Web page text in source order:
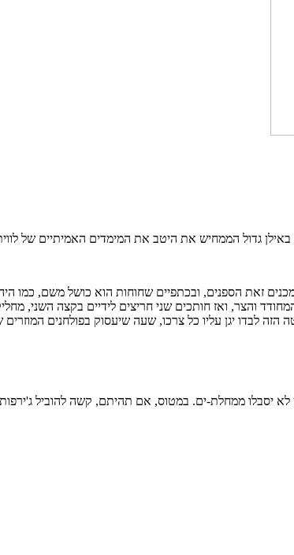
גדול הממחיש את היטב את המימדים האמיתיים של
זאת הספנים, ובכתפיים שחוחות הוא כושל משם, כמו
והצר, ואז חותכים שני חריצים לידיים בקצה השני,
לבדו יגן עליו כל צרכו, שעה שיעסוק בפולחנים המוזרים
לא יסבלו ממחלת-ים. במטוס, אם תהיתם, קשה להוביל